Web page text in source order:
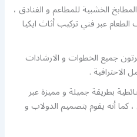
الخشبية للمطاعم و الفنادق ،
عبر فني تركيب أثاث ايكيا
جميع الخطوات و الارشادات
الاحترافية .
بطريقة جميلة و مميزة عبر
كما أنه يقوم بتصميم الدولاب و